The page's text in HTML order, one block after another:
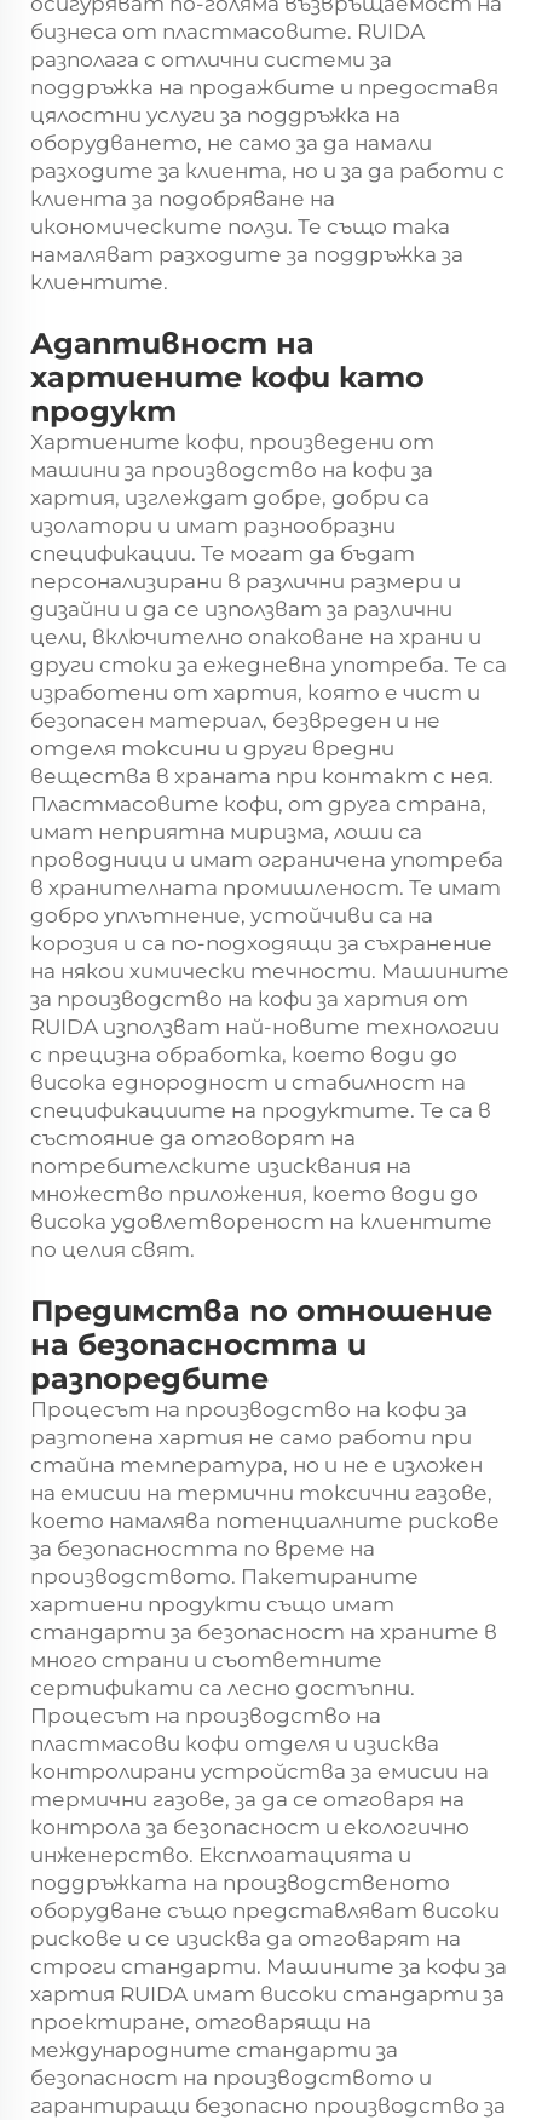
бизнеса от пластмасовите. RUIDA
разполага с отлични системи за
поддръжка на продажбите и предоставя
цялостни услуги за поддръжка на
оборудването, не само за да намали
разходите за клиента, но и за да работи с
клиента за подобряване на
икономическите ползи. Те също така
намаляват разходите за поддръжка за
клиентите.
Адаптивност на
хартиените кофи като
продукт
Хартиените кофи, произведени от
машини за производство на кофи за
хартия, изглеждат добре, добри са
изолатори и имат разнообразни
спецификации. Те могат да бъдат
персонализирани в различни размери и
дизайни и да се използват за различни
цели, включително опаковане на храни и
други стоки за ежедневна употреба. Те са
изработени от хартия, която е чист и
безопасен материал, безвреден и не
отделя токсини и други вредни
вещества в храната при контакт с нея.
Пластмасовите кофи, от друга страна,
имат неприятна миризма, лоши са
проводници и имат ограничена употреба
в хранителната промишленост. Те имат
добро уплътнение, устойчиви са на
корозия и са по-подходящи за съхранение
на някои химически течности. Машините
за производство на кофи за хартия от
RUIDA използват най-новите технологии
с прецизна обработка, което води до
висока еднородност и стабилност на
спецификациите на продуктите. Те са в
състояние да отговорят на
потребителските изисквания на
множество приложения, което води до
висока удовлетвореност на клиентите
по целия свят.
Предимства по отношение
на безопасността и
разпоредбите
Процесът на производство на кофи за
разтопена хартия не само работи при
стайна температура, но и не е изложен
на емисии на термични токсични газове,
което намалява потенциалните рискове
за безопасността по време на
производството. Пакетираните
хартиени продукти също имат
стандарти за безопасност на храните в
много страни и съответните
сертификати са лесно достъпни.
Процесът на производство на
пластмасови кофи отделя и изисква
контролирани устройства за емисии на
термични газове, за да се отговаря на
контрола за безопасност и екологично
инженерство. Експлоатацията и
поддръжката на производственото
оборудване също представляват високи
рискове и се изисква да отговарят на
строги стандарти. Машините за кофи за
хартия RUIDA имат високи стандарти за
проектиране, отговарящи на
международните стандарти за
безопасност на производството и
гарантиращи безопасно производство за